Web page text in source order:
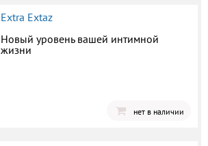
Extra Extaz
Новый уровень вашей интимной
жизни
нет в наличии